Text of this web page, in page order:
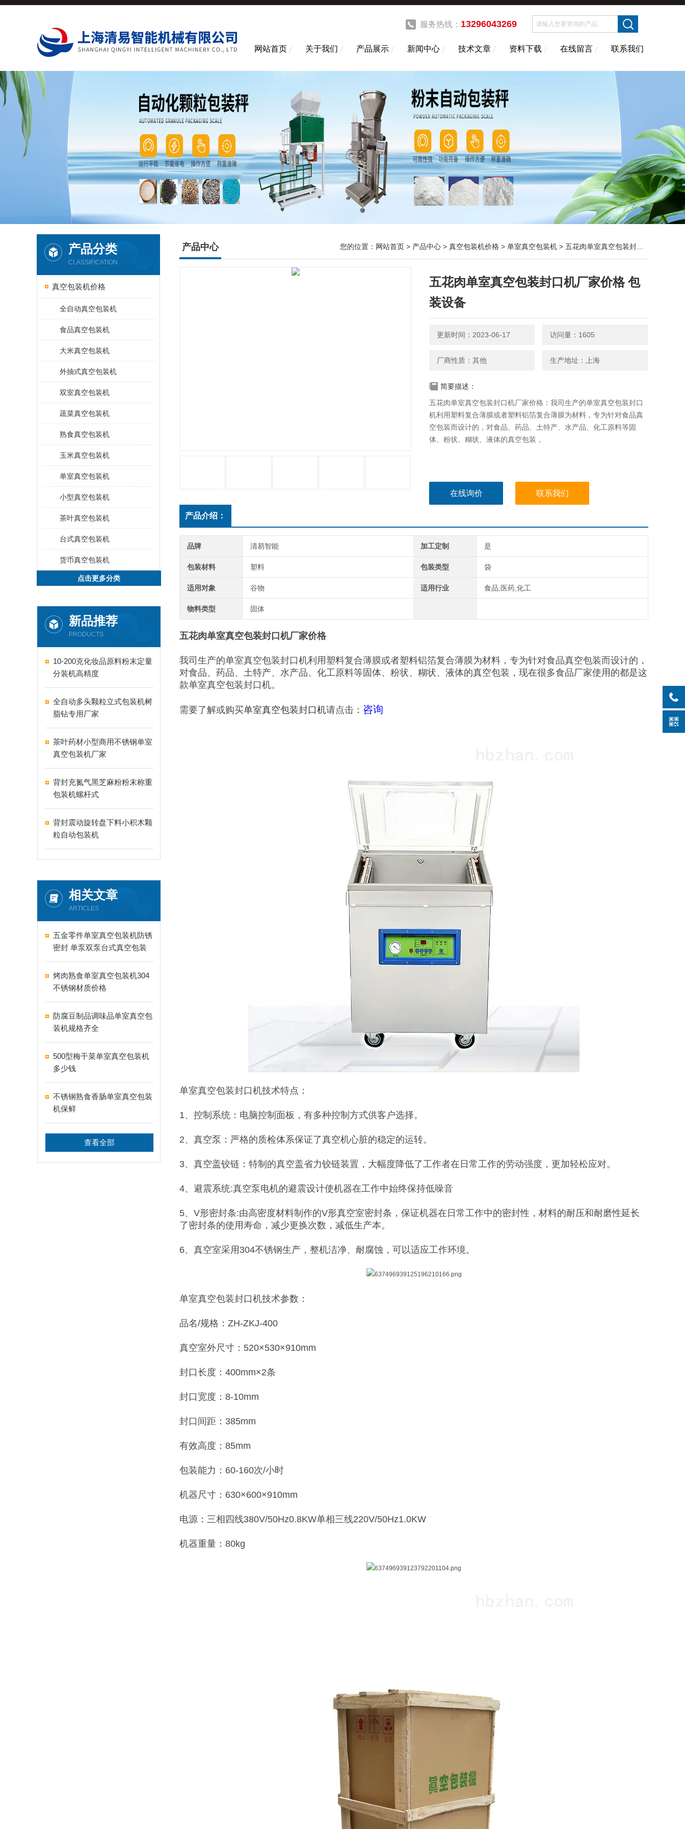
服务热线： 13296043269
网站首页 关于我们 产品展示 新闻中心 技术文章 资料下载 在线留言 联系我们
产品分类
CLASSIFICATION
真空包装机价格
全自动真空包装机
食品真空包装机
大米真空包装机
外抽式真空包装机
双室真空包装机
蔬菜真空包装机
熟食真空包装机
玉米真空包装机
单室真空包装机
小型真空包装机
茶叶真空包装机
台式真空包装机
货币真空包装机
点击更多分类
新品推荐
PRODUCTS
10-200克化妆品原料粉末定量
分装机高精度
全自动多头颗粒立式包装机树
脂钻专用厂家
茶叶药材小型商用不锈钢单室
真空包装机厂家
背封充氮气黑芝麻粉粉末称重
包装机螺杆式
背封震动旋转盘下料小积木颗
粒自动包装机
相关文章
ARTICLES
五金零件单室真空包装机防锈
密封 单泵双泵台式真空包装
机怎么选
烤肉熟食单室真空包装机304
不锈钢材质价格
防腐豆制品调味品单室真空包
装机规格齐全
500型梅干菜单室真空包装机
多少钱
不锈钢熟食香肠单室真空包装
机保鲜
查看全部
产品中心 您的位置： 网站首页 > 产品中心 > 真空包装机价格 > 单室真空包装机 > 五花肉单室真空包装封口机厂家价格 包装设备
五花肉单室真空包装封口机厂家价格 包
装设备
更新时间：2023-06-17 访问量：1605
厂商性质：其他 生产地址：上海
简要描述：
五花肉单室真空包装封口机厂家价格：我司生产的单室真空包装封口
机利用塑料复合薄膜或者塑料铝箔复合薄膜为材料，专为针对食品真
空包装而设计的，对食品、药品、土特产、水产品、化工原料等固
体、粉状、糊状、液体的真空包装，
在线询价 联系我们
产品介绍：
品牌 清易智能 加工定制 是
包装材料 塑料 包装类型 袋
适用对象 谷物 适用行业 食品,医药,化工
物料类型 固体
五花肉单室真空包装封口机厂家价格
我司生产的单室真空包装封口机利用塑料复合薄膜或者塑料铝箔复合薄膜为材料，专为针对食品真空包装而设计的，
对食品、药品、土特产、水产品、化工原料等固体、粉状、糊状、液体的真空包装，现在很多食品厂家使用的都是这
款单室真空包装封口机。
需要了解或购买单室真空包装封口机请点击： 咨询
单室真空包装封口机技术特点：
1、控制系统：电脑控制面板，有多种控制方式供客户选择。
2、真空泵：严格的质检体系保证了真空机心脏的稳定的运转。
3、真空盖铰链：特制的真空盖省力铰链装置，大幅度降低了工作者在日常工作的劳动强度，更加轻松应对。
4、避震系统:真空泵电机的避震设计使机器在工作中始终保持低噪音
5、V形密封条:由高密度材料制作的V形真空室密封条，保证机器在日常工作中的密封性，材料的耐压和耐磨性延长
了密封条的使用寿命，减少更换次数，减低生产本。
6、真空室采用304不锈钢生产，整机洁净、耐腐蚀，可以适应工作环境。
单室真空包装封口机技术参数：
品名/规格：ZH-ZKJ-400
真空室外尺寸：520×530×910mm
封口长度：400mm×2条
封口宽度：8-10mm
封口间距：385mm
有效高度：85mm
包装能力：60-160次/小时
机器尺寸：630×600×910mm
电源：三相四线380V/50Hz0.8KW单相三线220V/50Hz1.0KW
机器重量：80kg